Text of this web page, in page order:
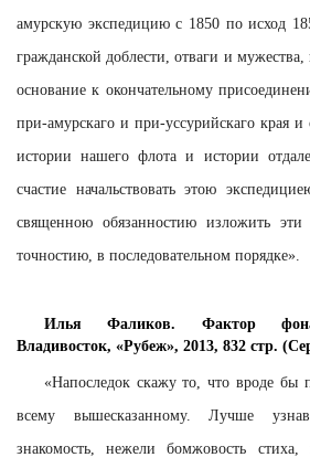
амурскую экспедицию с 1850 по исход
гражданской доблести, отваги и мужества,
основание к окончательному
при-амурскаго и при-уссурийскаго края
истории нашего флота и истории
счастие начальствовать этою
священною обязанностию изложить эти
точностию, в последовательном порядке».
Илья Фаликов. Фактор
Владивосток, «Рубеж», 2013, 832 стр.
«Напоследок скажу то, что вроде бы
всему вышесказанному. Лучше
знакомость, нежели бомжовость стиха,